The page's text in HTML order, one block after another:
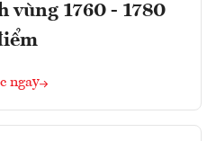
vùng 1760 - 1780
ngay